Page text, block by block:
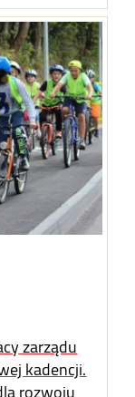
zarządu
kadencji.